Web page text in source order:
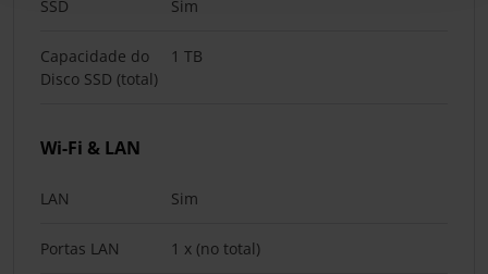
SSD Sim
Capacidade do
Disco SSD (total)
1 TB
Wi-Fi & LAN
LAN Sim
Portas LAN 1 x (no total)